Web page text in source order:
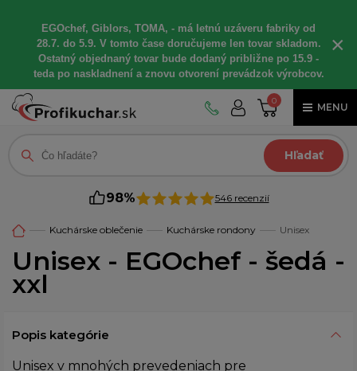
EGOchef, Giblors, TOMA, - má letnú uzáveru fabriky od
28.7. do 5.9. V tomto čase doručujeme len tovar skladom.
Ostatný objednaný tovar bude dodaný približne po 15.9 -
teda po naskladnení a znovu otvorení prevádzok výrobcov.
×
0
MENU
Hľadať
98% 546 recenzií
Kuchárske oblečenie Kuchárske rondony Unisex
Unisex - EGOchef - šedá -
xxl
Popis kategórie
Unisex v mnohých prevedeniach pre